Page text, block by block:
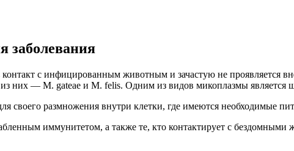
заболевания
контакт с инфицированным животным и зачастую не
них — M. gateae и M. felis. Одним из видов микоплазмы
своего размножения внутри клетки, где имеются необходимые
иммунитетом, а также те, кто контактирует с бездомными